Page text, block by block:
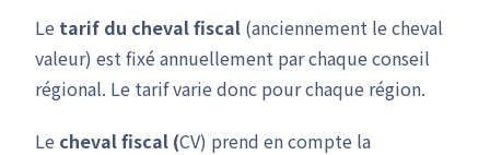
Le tarif du cheval fiscal (anciennement le cheval
valeur) est fixé annuellement par chaque conseil
régional. Le tarif varie donc pour chaque région.
Le cheval fiscal (CV) prend en compte la